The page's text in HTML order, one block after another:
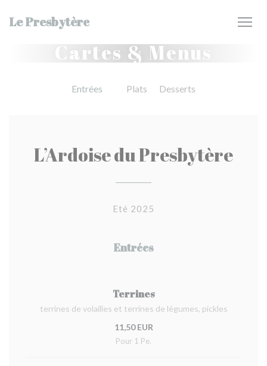
Le Presbytère
Cartes & Menus
Entrées Plats Desserts
L’Ardoise du Presbytère
Eté 2025
Entrées
Terrines
terrines de volailles et terrines de légumes, pickles
11,50 EUR
Pour 1 Pe.